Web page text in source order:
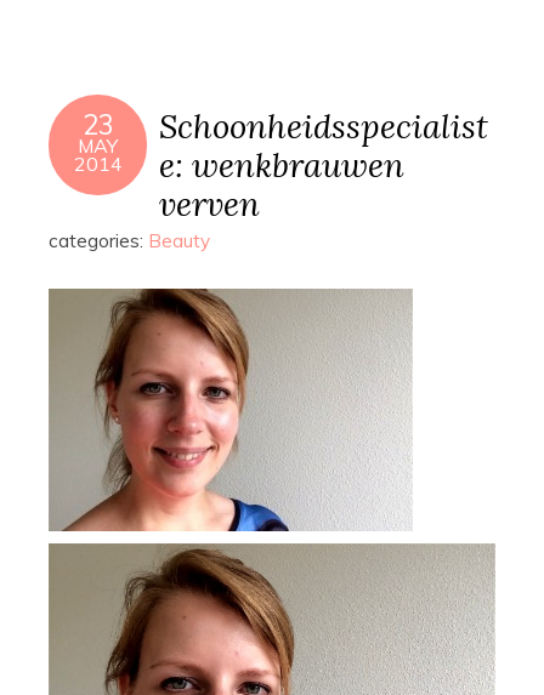
23
MAY
2014
Schoonheidsspecialist
e: wenkbrauwen
verven
categories: Beauty